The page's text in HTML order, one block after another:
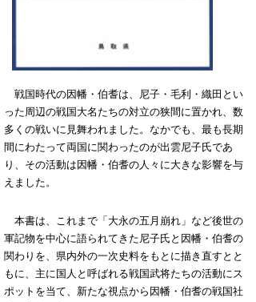
戦国時代の因幡・伯耆は、尼子・毛利・織田とい
った周辺の戦国大名たちの対立の狭間に置かれ、数
多くの戦いに見舞われました。なかでも、最も長期
間にわたって両国に関わったのが出雲尼子氏であ
り、その活動は因幡・伯耆の人々に大きな影響を与
えました。
本書は、これまで「大永の五月崩れ」など後世の
軍記物を中心に語られてきた尼子氏と因幡・伯耆の
関わりを、県内外の一次史料をもとに描き直すとと
もに、主に国人と呼ばれる戦国武将たちの活動にス
ポットを当て、新たな視点から因幡・伯耆の戦国社